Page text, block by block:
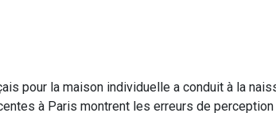
pour la maison individuelle a conduit à la
à Paris montrent les erreurs de